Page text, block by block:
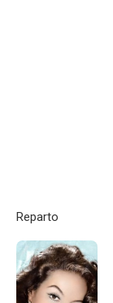
Reparto